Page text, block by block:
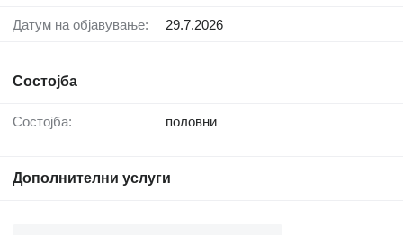
Датум на објавување: 29.7.2026
Состојба
Состојба: половни
Дополнителни услуги